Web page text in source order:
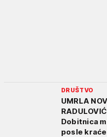
DRUŠTVO
UMRLA
Dobitnica
posle